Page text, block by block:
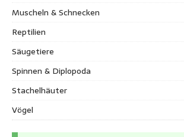
Muscheln & Schnecken
Reptilien
Säugetiere
Spinnen & Diplopoda
Stachelhäuter
Vögel